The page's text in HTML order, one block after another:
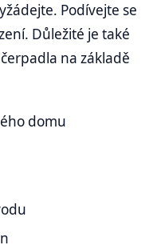
Podívejte se
Důležité je také
na základě
domu